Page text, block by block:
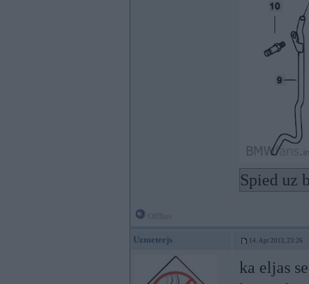
Spied uz
Uzmeteejs 14. Apr 2013, 23:26
ka eljas